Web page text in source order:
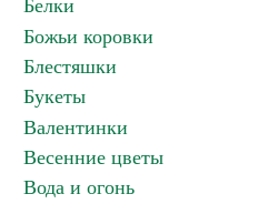
Белки
Божьи коровки
Блестяшки
Букеты
Валентинки
Весенние цветы
Вода и огонь